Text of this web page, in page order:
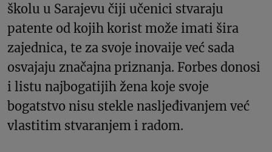
školu u Sarajevu čiji učenici stvaraju
patente od kojih korist može imati šira
zajednica, te za svoje inovaije već sada
osvajaju značajna priznanja. Forbes donosi
i listu najbogatijih žena koje svoje
bogatstvo nisu stekle nasljeđivanjem već
vlastitim stvaranjem i radom.